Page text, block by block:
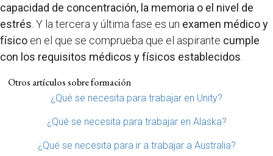
capacidad de concentración, la memoria o el nivel de
estrés . Y la tercera y última fase es un examen médico y
físico en el que se comprueba que el aspirante cumple
con los requisitos médicos y físicos establecidos
Otros artículos sobre formación
¿Qué se necesita para trabajar en Unity?
¿Qué se necesita para trabajar en Alaska?
¿Qué se necesita para ir a trabajar a Australia?